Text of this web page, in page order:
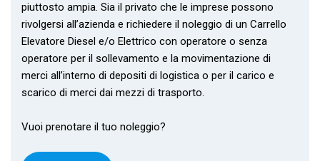
piuttosto ampia. Sia il privato che le imprese possono
rivolgersi all’azienda e richiedere il noleggio di un Carrello
Elevatore Diesel e/o Elettrico con operatore o senza
operatore per il sollevamento e la movimentazione di
merci all’interno di depositi di logistica o per il carico e
scarico di merci dai mezzi di trasporto.
Vuoi prenotare il tuo noleggio?